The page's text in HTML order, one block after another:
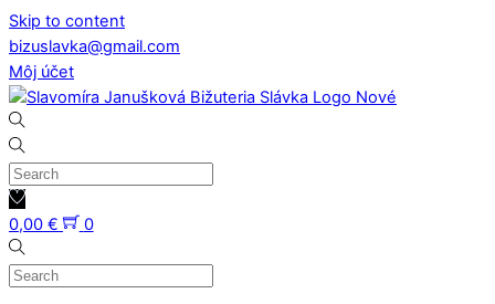
Skip to content
bizuslavka@gmail.com
Môj účet
0,00 € 0